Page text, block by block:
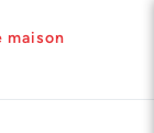
maison